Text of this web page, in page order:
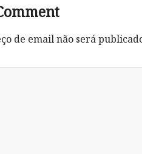
de email não será